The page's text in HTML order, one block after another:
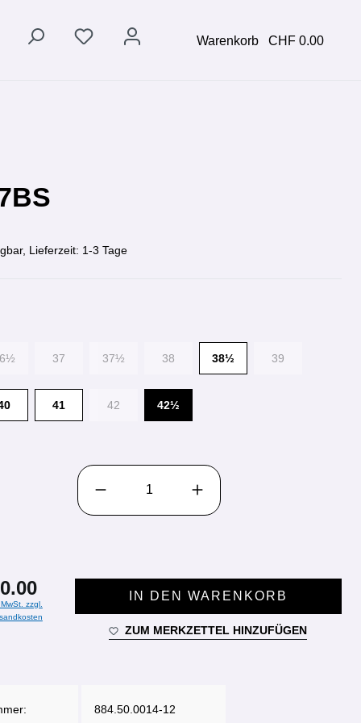
Warenkorb CHF 0.00
Lieferzeit: 1-3 Tage
37 37½ 38 38½ 39
41 42 42½
PRODUKT ANZAHL: GIB DEN GEWÜNSCHTEN
zzgl.
IN DEN WARENKORB
ZUM MERKZETTEL HINZUFÜGEN
884.50.0014-12